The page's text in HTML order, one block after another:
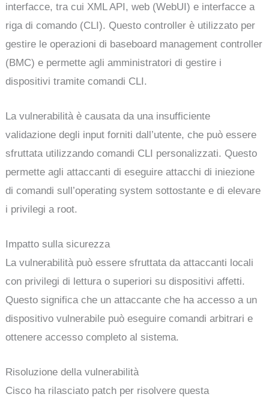
interfacce, tra cui XML API, web (WebUI) e interfacce a
riga di comando (CLI). Questo controller è utilizzato per
gestire le operazioni di baseboard management controller
(BMC) e permette agli amministratori di gestire i
dispositivi tramite comandi CLI.
La vulnerabilità è causata da una insufficiente
validazione degli input forniti dall’utente, che può essere
sfruttata utilizzando comandi CLI personalizzati. Questo
permette agli attaccanti di eseguire attacchi di iniezione
di comandi sull’operating system sottostante e di elevare
i privilegi a root.
Impatto sulla sicurezza
La vulnerabilità può essere sfruttata da attaccanti locali
con privilegi di lettura o superiori su dispositivi affetti.
Questo significa che un attaccante che ha accesso a un
dispositivo vulnerabile può eseguire comandi arbitrari e
ottenere accesso completo al sistema.
Risoluzione della vulnerabilità
Cisco ha rilasciato patch per risolvere questa